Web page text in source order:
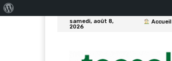
samedi, août 8,
2026
Accueil